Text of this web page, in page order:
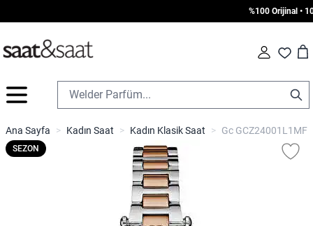
%100 Orijinal •
Fav Cart
İçeriğe geç
Ana Sayfa > Kadın Saat > Kadın Klasik Saat > Gc GCZ24001L1MF
SEZON